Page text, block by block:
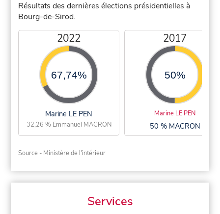
Résultats des dernières élections présidentielles à
Bourg-de-Sirod.
2022
67,74%
Marine LE PEN
32,26 % Emmanuel MACRON
2017
50%
Marine LE PEN
50 % MACRON
Source - Ministère de l'intérieur
Services